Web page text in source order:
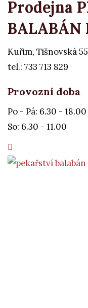
Prodejna
BALABÁN
Kuřim, Tišnovská 55
tel.: 733 713 829
Provozní doba
Po - Pá: 6.30 - 18.00
So: 6.30 - 11.00